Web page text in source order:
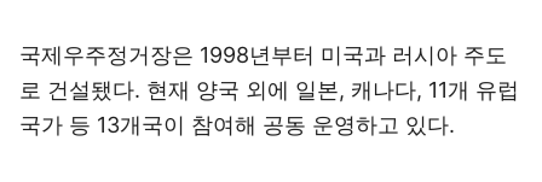
국제우주정거장은 1998년부터 미국과 러시아 주도
로 건설됐다. 현재 양국 외에 일본, 캐나다, 11개 유럽
국가 등 13개국이 참여해 공동 운영하고 있다.